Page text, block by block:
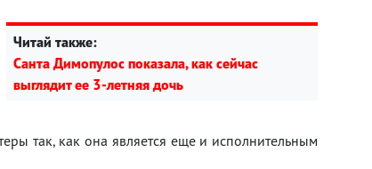
Читай также:
Санта Димопулос показала, как сейчас
выглядит ее 3-летняя дочь
так, как она является еще и исполнительным